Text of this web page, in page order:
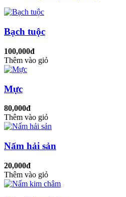
Bạch tuộc
100,000đ
Thêm vào giỏ
Mực
80,000đ
Thêm vào giỏ
Nấm hải sản
20,000đ
Thêm vào giỏ